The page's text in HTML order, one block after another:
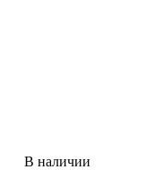
В наличии